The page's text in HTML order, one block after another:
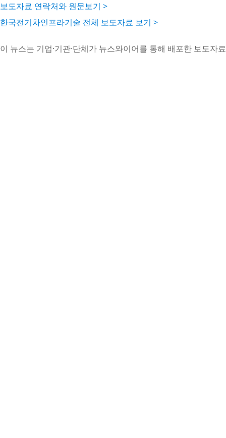
보도자료 연락처와 원문보기 >
한국전기차인프라기술 전체 보도자료 보기 >
이 뉴스는 기업·기관·단체가 뉴스와이어를 통해 배포한 보도자